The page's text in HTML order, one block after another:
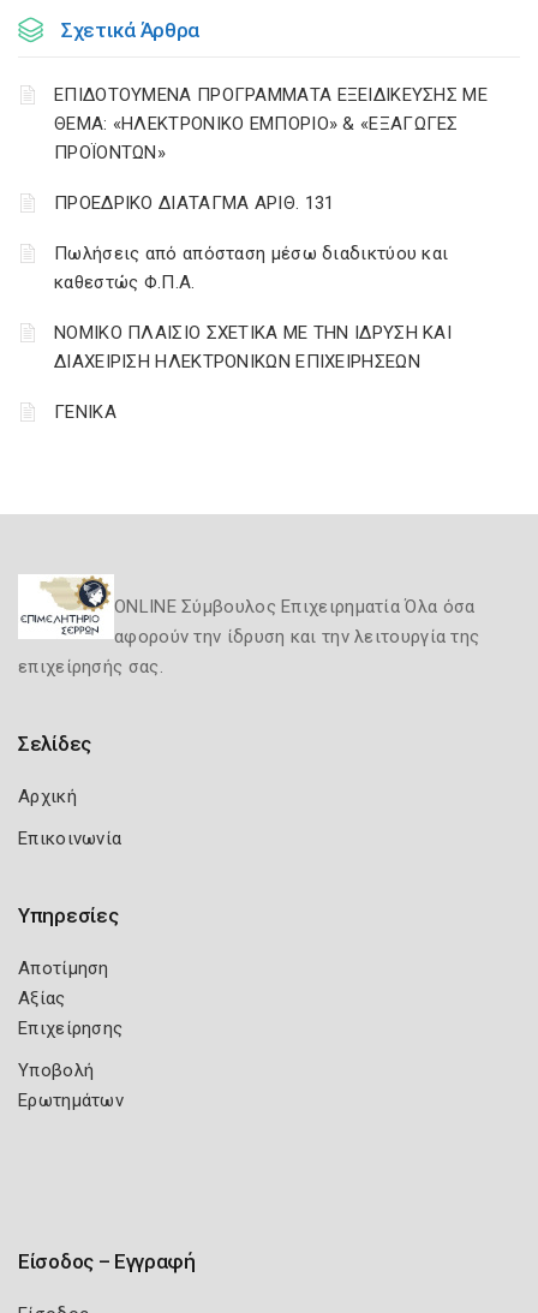
Σχετικά Άρθρα
ΕΠΙΔΟΤΟΥΜΕΝΑ ΠΡΟΓΡΑΜΜΑΤΑ ΕΞΕΙΔΙΚΕΥΣΗΣ ΜΕ
ΘΕΜΑ: «ΗΛΕΚΤΡΟΝΙΚΟ ΕΜΠΟΡΙΟ» & «ΕΞΑΓΩΓΕΣ
ΠΡΟΪΟΝΤΩΝ»
ΠΡΟΕΔΡΙΚΟ ΔΙΑΤΑΓΜΑ ΑΡΙΘ. 131
Πωλήσεις από απόσταση μέσω διαδικτύου και
καθεστώς Φ.Π.Α.
ΝΟΜΙΚΟ ΠΛΑΙΣΙΟ ΣΧΕΤΙΚΑ ΜΕ ΤΗΝ ΙΔΡΥΣΗ ΚΑΙ
ΔΙΑΧΕΙΡΙΣΗ ΗΛΕΚΤΡΟΝΙΚΩΝ ΕΠΙΧΕΙΡΗΣΕΩΝ
ΓΕΝΙΚΑ
ONLINE Σύμβουλος Επιχειρηματία Όλα όσα
αφορούν την ίδρυση και την λειτουργία της
επιχείρησής σας.
Σελίδες
Αρχική
Επικοινωνία
Υπηρεσίες
Αποτίμηση
Αξίας
Επιχείρησης
Υποβολή
Ερωτημάτων
Είσοδος – Εγγραφή